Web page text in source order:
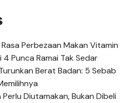
Perbezaan Makan Vitamin
4 Punca Ramai Tak Sedar
Berat Badan: 5 Sebab
Diutamakan, Bukan Dibeli